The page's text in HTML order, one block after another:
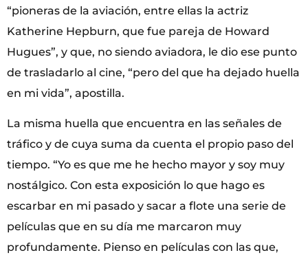
“pioneras de la aviación, entre ellas la actriz
Katherine Hepburn, que fue pareja de Howard
Hugues”, y que, no siendo aviadora, le dio ese punto
de trasladarlo al cine, “pero del que ha dejado huella
en mi vida”, apostilla.
La misma huella que encuentra en las señales de
tráfico y de cuya suma da cuenta el propio paso del
tiempo. “Yo es que me he hecho mayor y soy muy
nostálgico. Con esta exposición lo que hago es
escarbar en mi pasado y sacar a flote una serie de
películas que en su día me marcaron muy
profundamente. Pienso en películas con las que,